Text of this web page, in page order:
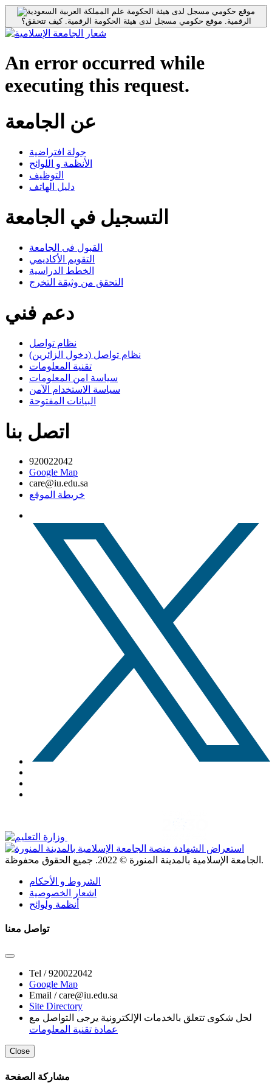
موقع حكومي مسجل لدى هيئة الحكومة
الرقمية. موقع حكومي مسجل لدى هيئة الحكومة الرقمية.كيف تتحقق؟
An error occurred while
executing this request.
عن الجامعة
جولة افتراضية
الأنظمة و اللوائح
التوظيف
دليل الهاتف
التسجيل في الجامعة
القبول فى الجامعة
التقويم الأكاديمي
الخطط الدراسية
التحقق من وثيقة التخرج
دعم فني
نظام تواصل
نظام تواصل (دخول الزائرين)
تقنية المعلومات
سياسة امن المعلومات
سياسة الاستخدام الآمن
البيانات المفتوحة
اتصل بنا
920022042
Google Map
care@iu.edu.sa
خريطة الموقع
الجامعة الإسلامية بالمدينة المنورة © 2022 . جميع الحقوق محفوظة.
الشروط و الأحكام
اشعار الخصوصية
أنظمة ولوائح
تواصل معنا
Tel /920022042
Google Map
Email /care@iu.edu.sa
Site Directory
لحل شكوى تتعلق بالخدمات الإلكترونية يرجى التواصل مع
عمادة تقنية المعلومات
Close
مشاركة الصفحة